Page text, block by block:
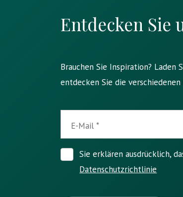
Entdecken Sie
Brauchen Sie Inspiration? Laden
entdecken Sie die
E-Mail
Sie erklären ausdrücklich,
Datenschutzrichtlinie